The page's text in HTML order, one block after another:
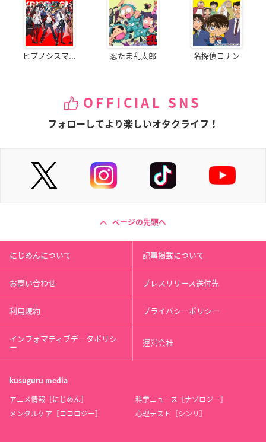
ヒプノシスマ... 忍たま乱太郎 名探偵コナン
OFFICIAL SNS
フォローしてより楽しいオタクライフ！
ページの先頭へ
にじめんについて 記事掲載について
お問い合わせ プレスリリース送付先
利用規約 プライバシーポリシー
インフォマティブデータポリシ
ー 運営会社
kusuguru media
アニメ情報［にじめん］
科学ニュース［ナゾロジー］
メンタルケア［ココロジー］
心理テスト［シンリ］